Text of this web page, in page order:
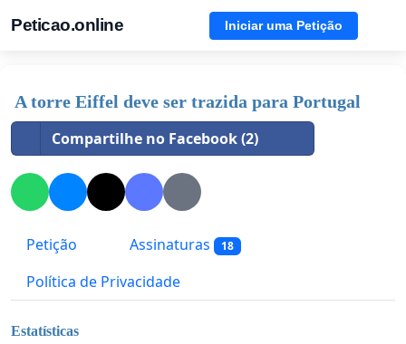
Peticao.online Iniciar uma Petição
A torre Eiffel deve ser trazida para Portugal
Compartilhe no Facebook (2)
Petição Assinaturas 18
Política de Privacidade
Estatísticas